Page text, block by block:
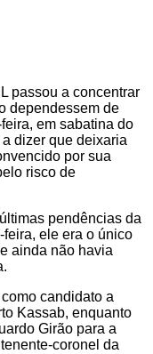
passou a concentrar
dependessem de
em sabatina do
dizer que deixaria
por sua
risco de
pendências da
ele era o único
ainda não havia
candidato a
Kassab, enquanto
Girão para a
coronel da